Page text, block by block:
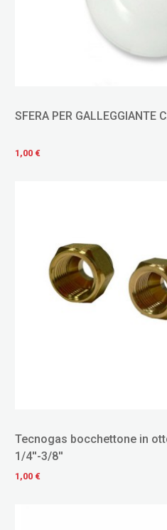
SFERA PER GALLEGGIANTE
1,00 €
Tecnogas bocchettone in
1/4''-3/8''
1,00 €